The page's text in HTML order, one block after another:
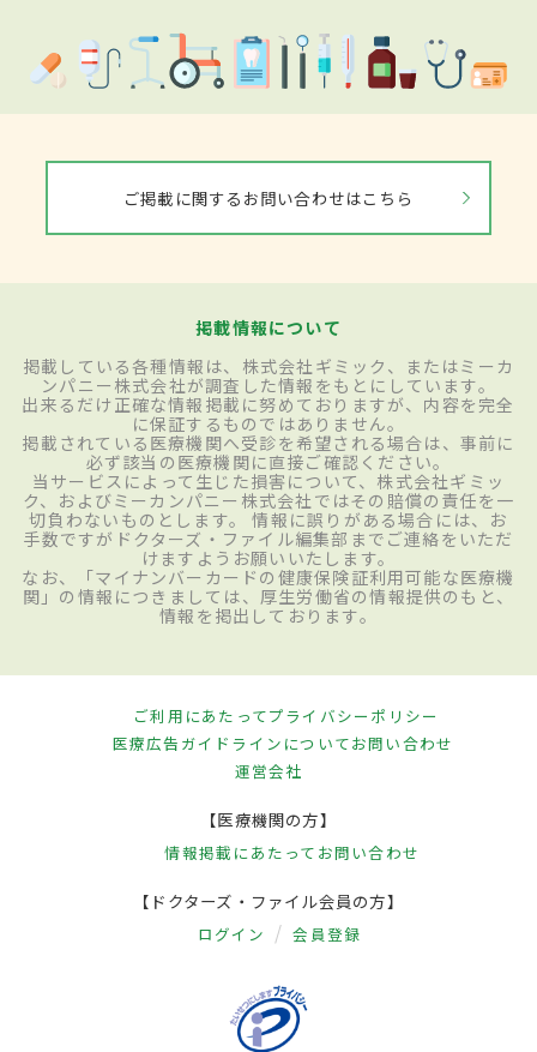
ご掲載に関するお問い合わせはこちら
掲載情報について
掲載している各種情報は、株式会社ギミック、またはミーカ
ンパニー株式会社が調査した情報をもとにしています。
出来るだけ正確な情報掲載に努めておりますが、内容を完全
に保証するものではありません。
掲載されている医療機関へ受診を希望される場合は、事前に
必ず該当の医療機関に直接ご確認ください。
当サービスによって生じた損害について、株式会社ギミッ
ク、およびミーカンパニー株式会社ではその賠償の責任を一
切負わないものとします。 情報に誤りがある場合には、お
手数ですがドクターズ・ファイル編集部までご連絡をいただ
けますようお願いいたします。
なお、「マイナンバーカードの健康保険証利用可能な医療機
関」の情報につきましては、厚生労働省の情報提供のもと、
情報を掲出しております。
ご利用にあたってプライバシーポリシー
医療広告ガイドラインについてお問い合わせ
運営会社
【医療機関の方】
情報掲載にあたって お問い合わせ
【ドクターズ・ファイル会員の方】
ログイン 会員登録